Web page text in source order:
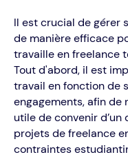
Il est crucial de gérer
de manière efficace
travaille en freelance
Tout d'abord, il est
travail en fonction de
engagements, afin de
utile de convenir d’un
projets de freelance
contraintes